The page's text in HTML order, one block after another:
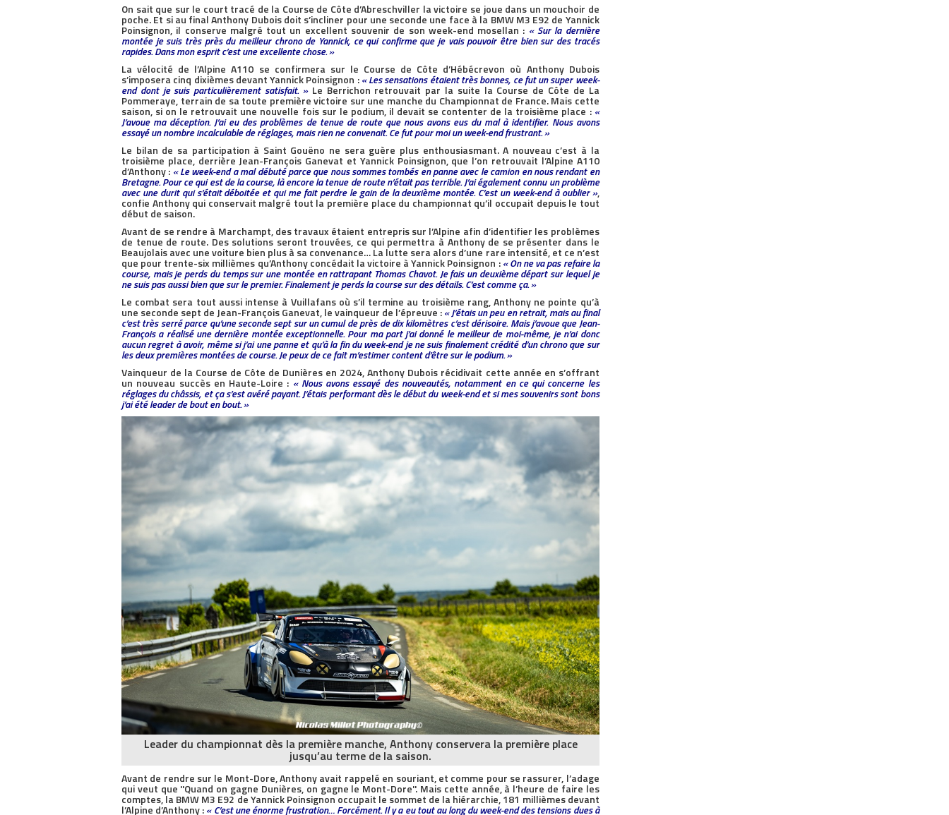
On sait que sur le court tracé de la Course de Côte d’Abreschviller la victoire se joue dans un mouchoir de
poche. Et si au final Anthony Dubois doit s’incliner pour une seconde une face à la BMW M3 E92 de Yannick
Poinsignon, il conserve malgré tout un excellent souvenir de son week-end mosellan : « Sur la dernière
montée je suis très près du meilleur chrono de Yannick, ce qui confirme que je vais pouvoir être bien sur des tracés
rapides. Dans mon esprit c’est une excellente chose. »
La vélocité de l’Alpine A110 se confirmera sur le Course de Côte d’Hébécrevon où Anthony Dubois
s’imposera cinq dixièmes devant Yannick Poinsignon :« Les sensations étaient très bonnes, ce fut un super week-
end dont je suis particulièrement satisfait. »Le Berrichon retrouvait par la suite la Course de Côte de La
Pommeraye, terrain de sa toute première victoire sur une manche du Championnat de France. Mais cette
saison, si on le retrouvait une nouvelle fois sur le podium, il devait se contenter de la troisième place : «
J’avoue ma déception. J’ai eu des problèmes de tenue de route que nous avons eus du mal à identifier. Nous avons
essayé un nombre incalculable de réglages, mais rien ne convenait. Ce fut pour moi un week-end frustrant. »
Le bilan de sa participation à Saint Gouëno ne sera guère plus enthousiasmant. A nouveau c’est à la
troisième place, derrière Jean-François Ganevat et Yannick Poinsignon, que l’on retrouvait l’Alpine A110
d’Anthony : « Le week-end a mal débuté parce que nous sommes tombés en panne avec le camion en nous rendant en
Bretagne. Pour ce qui est de la course, là encore la tenue de route n’était pas terrible. J’ai également connu un problème
avec une durit qui s’était déboitée et qui me fait perdre le gain de la deuxième montée. C’est un week-end à oublier »,
confie Anthony qui conservait malgré tout la première place du championnat qu’il occupait depuis le tout
début de saison.
Avant de se rendre à Marchampt, des travaux étaient entrepris sur l’Alpine afin d’identifier les problèmes
de tenue de route. Des solutions seront trouvées, ce qui permettra à Anthony de se présenter dans le
Beaujolais avec une voiture bien plus à sa convenance… La lutte sera alors d’une rare intensité, et ce n’est
que pour trente-six millièmes qu’Anthony concédait la victoire à Yannick Poinsignon :« On ne va pas refaire la
course, mais je perds du temps sur une montée en rattrapant Thomas Chavot. Je fais un deuxième départ sur lequel je
ne suis pas aussi bien que sur le premier. Finalement je perds la course sur des détails. C’est comme ça. »
Le combat sera tout aussi intense à Vuillafans où s’il termine au troisième rang, Anthony ne pointe qu’à
une seconde sept de Jean-François Ganevat, le vainqueur de l’épreuve :« J’étais un peu en retrait, mais au final
c’est très serré parce qu’une seconde sept sur un cumul de près de dix kilomètres c’est dérisoire. Mais j’avoue que Jean-
François a réalisé une dernière montée exceptionnelle. Pour ma part j’ai donné le meilleur de moi-même, je n’ai donc
aucun regret à avoir, même si j’ai une panne et qu’à la fin du week-end je ne suis finalement crédité d’un chrono que sur
les deux premières montées de course. Je peux de ce fait m’estimer content d’être sur le podium. »
Vainqueur de la Course de Côte de Dunières en 2024, Anthony Dubois récidivait cette année en s’offrant
un nouveau succès en Haute-Loire : « Nous avons essayé des nouveautés, notamment en ce qui concerne les
réglages du châssis, et ça s’est avéré payant. J’étais performant dès le début du week-end et si mes souvenirs sont bons
j’ai été leader de bout en bout. »
Leader du championnat dès la première manche, Anthony conservera la première place
jusqu’au terme de la saison.
Avant de rendre sur le Mont-Dore, Anthony avait rappelé en souriant, et comme pour se rassurer, l’adage
qui veut que ''Quand on gagne Dunières, on gagne le Mont-Dore''. Mais cette année, à l’heure de faire les
comptes, la BMW M3 E92 de Yannick Poinsignon occupait le sommet de la hiérarchie, 181 millièmes devant
l’Alpine d’Anthony :« C’est une énorme frustration… Forcément. Il y a eu tout au long du week-end des tensions dues à